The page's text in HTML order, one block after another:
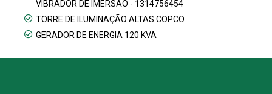
VIBRADOR DE IMERSÃO - 1314756454
TORRE DE ILUMINAÇÃO ALTAS COPCO
GERADOR DE ENERGIA 120 KVA